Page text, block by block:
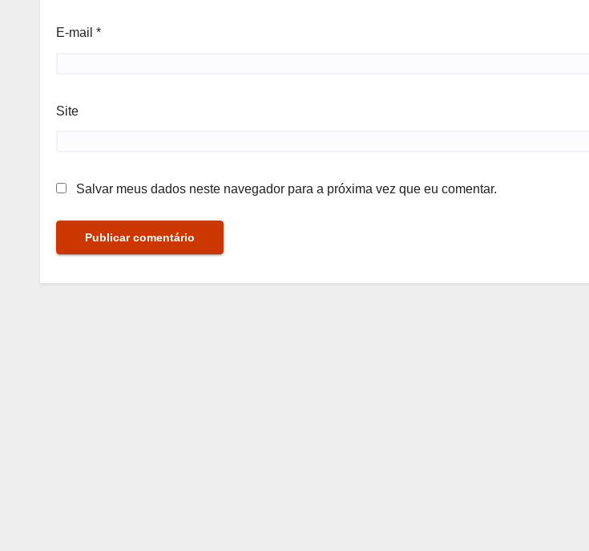
E-mail *
Site
Salvar meus dados neste navegador para a próxima vez que eu comentar.